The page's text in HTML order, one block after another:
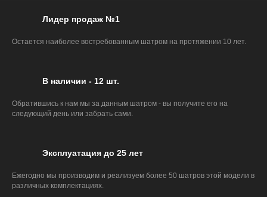
Лидер продаж №1
Остается наиболее востребованным шатром на протяжении 10 лет.
В наличии - 12 шт.
Обратившись к нам мы за данным шатром - вы получите его на
следующий день или забрать сами.
Эксплуатация до 25 лет
Ежегодно мы производим и реализуем более 50 шатров этой модели в
различных комплектациях.